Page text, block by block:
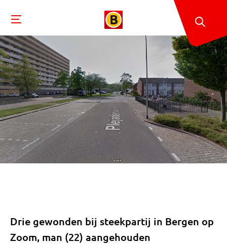
Drie gewonden bij steekpartij in Bergen op
Zoom, man (22) aangehouden